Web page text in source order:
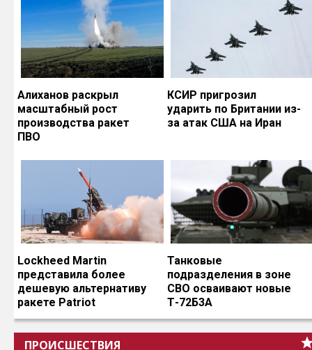
Алиханов раскрыл
масштабный рост
производства ракет
ПВО
КСИР пригрозил
ударить по Британии из-
за атак США на Иран
Lockheed Martin
представила более
дешевую альтернативу
ракете Patriot
Танковые
подразделения в зоне
СВО осваивают новые
Т-72Б3А
ПРОИСШЕСТВИЯ